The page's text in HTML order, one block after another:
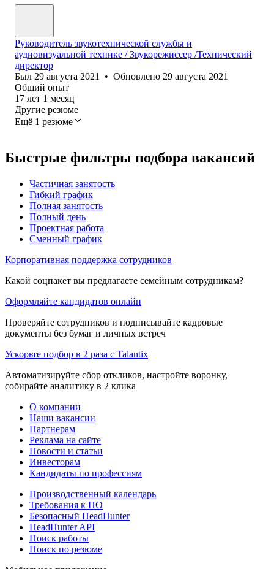
Руководитель звукотехнической службы и
аудиовизуальной технике / Звукорежиссер /Технический
директор
Был 29 августа 2021 • Обновлено 29 августа 2021
Общий опыт
17 лет 1 месяц
Другие резюме
Ещё 1 резюме
Быстрые фильтры подбора вакансий
Частичная занятость
Гибкий график
Полная занятость
Полный день
Проектная работа
Сменный график
Корпоративная поддержка сотрудников
Какой соцпакет вы предлагаете семейным сотрудникам?
Оформляйте кандидатов онлайн
Проверяйте сотрудников и подписывайте кадровые
документы без бумаг и личных встреч
Ускорьте подбор в 2 раза с Talantix
Автоматизируйте сбор откликов, настройте воронку,
собирайте аналитику в 2 клика
О компании
Наши вакансии
Партнерам
Реклама на сайте
Новости и статьи
Инвесторам
Кандидаты по профессиям
Производственный календарь
Требования к ПО
Безопасный HeadHunter
HeadHunter API
Поиск работы
Поиск по резюме